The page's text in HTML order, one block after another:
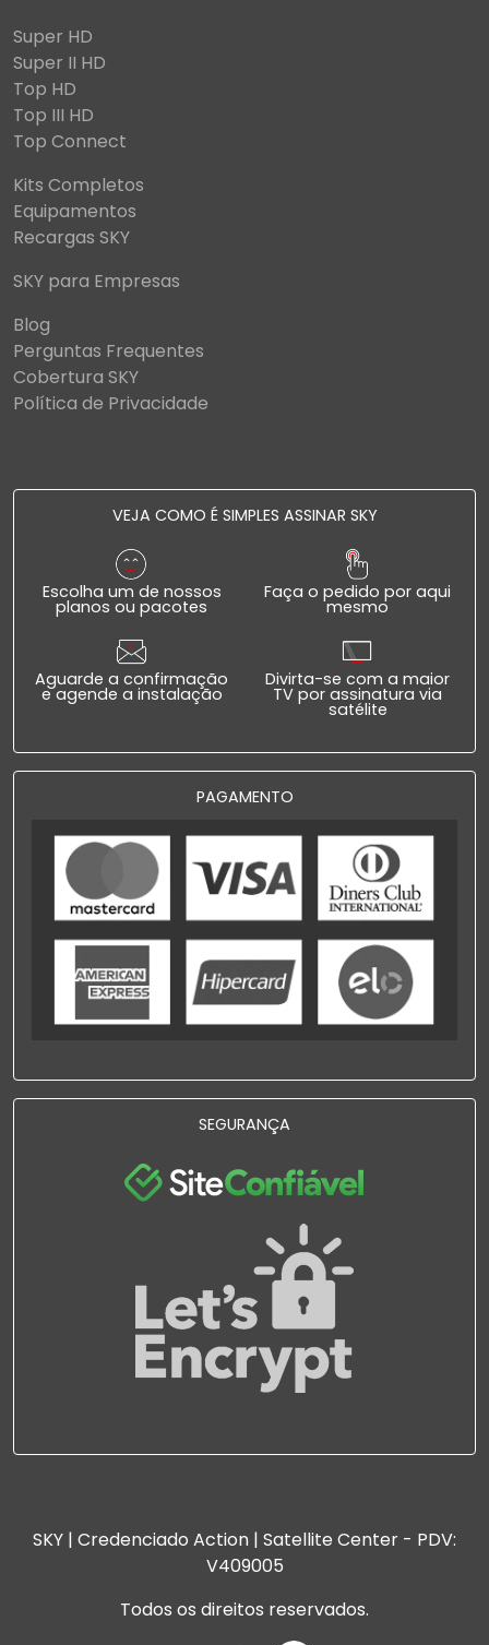
Super HD
Super II HD
Top HD
Top III HD
Top Connect
Kits Completos
Equipamentos
Recargas SKY
SKY para Empresas
Blog
Perguntas Frequentes
Cobertura SKY
Política de Privacidade
VEJA COMO É SIMPLES ASSINAR SKY
Escolha um de nossos
planos ou pacotes
Faça o pedido por aqui
mesmo
Aguarde a confirmação
e agende a instalação
Divirta-se com a maior
TV por assinatura via
satélite
PAGAMENTO
SEGURANÇA
SKY | Credenciado Action | Satellite Center - PDV:
V409005
Todos os direitos reservados.